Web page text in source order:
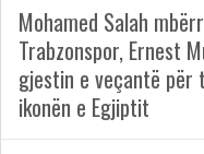
Mohamed Salah
Trabzonspor, Ernest
gjestin e veçantë
ikonën e Egjiptit